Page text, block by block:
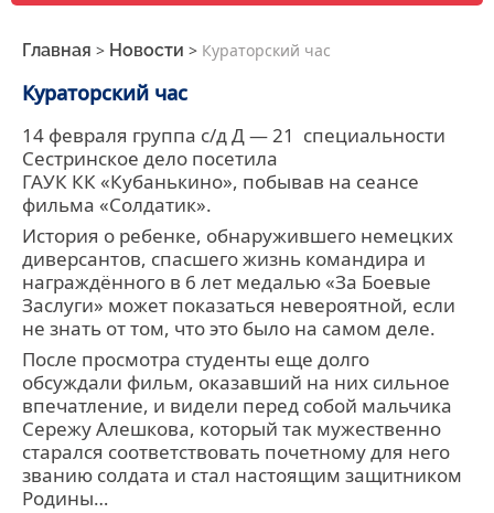
Главная > Новости > Кураторский час
Кураторский час
14 февраля группа с/д Д — 21 специальности
Сестринское дело посетила
ГАУК КК «Кубанькино», побывав на сеансе
фильма «Солдатик».
История о ребенке, обнаружившего немецких
диверсантов, спасшего жизнь командира и
награждённого в 6 лет медалью «За Боевые
Заслуги» может показаться невероятной, если
не знать от том, что это было на самом деле.
После просмотра студенты еще долго
обсуждали фильм, оказавший на них сильное
впечатление, и видели перед собой мальчика
Сережу Алешкова, который так мужественно
старался соответствовать почетному для него
званию солдата и стал настоящим защитником
Родины…